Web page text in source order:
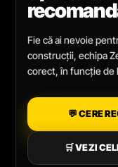
Fie că ai nevoie
construcții, echipa
corect, în funcție de
💬 CERE
🛒 VEZI